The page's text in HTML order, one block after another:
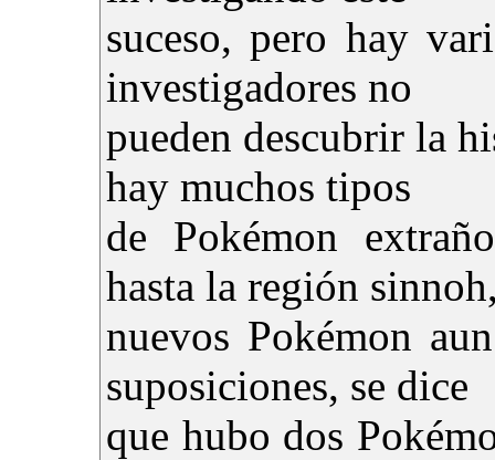
suceso, pero hay
investigadores no
pueden descubrir la
hay muchos tipos
de Pokémon
hasta la región
nuevos Pokémon
suposiciones, se dice
que hubo dos